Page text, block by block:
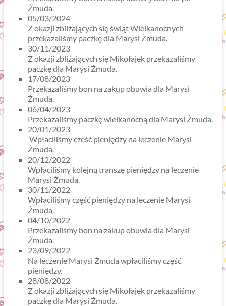
Żmuda.
05/03/2024
Z okazji zbliżających się świąt Wielkanocnych
przekazaliśmy paczkę dla Marysi Żmuda.
30/11/2023
Z okazji zbliżających się Mikołajek przekazaliśmy
paczkę dla Marysi Żmuda.
17/08/2023
Przekazaliśmy bon na zakup obuwia dla Marysi
Żmuda.
06/04/2023
Przekazaliśmy paczkę wielkanocną dla Marysi Żmuda.
20/01/2023
Wpłaciliśmy cześć pieniędzy na leczenie Marysi
Żmuda.
20/12/2022
Wpłaciliśmy kolejną transzę pieniędzy na leczenie
Marysi Żmuda.
30/11/2022
Wpłaciliśmy część pieniędzy na leczenie Marysi
Żmuda.
04/10/2022
Przekazaliśmy bon na zakup obuwia dla Marysi
Żmuda.
23/09/2022
Na leczenie Marysi Żmuda wpłaciliśmy część
pieniędzy.
28/08/2022
Z okazji zbliżających się Mikołajek przekazaliśmy
paczkę dla Marysi Żmuda.